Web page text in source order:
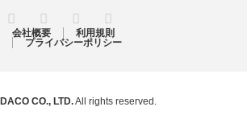
Twitter FacebookInstagram
会社概要
利用規則
プライバシーポリシー
DACO CO., LTD.All rights reserved.